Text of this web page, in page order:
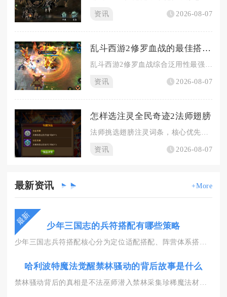
资讯 2026-08-07
乱斗西游2修罗血战的最佳搭配是什么
资讯 2026-08-07
怎样选注灵全民奇迹2法师翅膀
资讯 2026-08-07
最新资讯 +More
最新 少年三国志的兵符搭配有哪些策略
少年三国志兵符搭配核心分为定位适配搭配、阵营体系搭配、场景博...
哈利波特魔法觉醒禁林骚动的背后故事是什么